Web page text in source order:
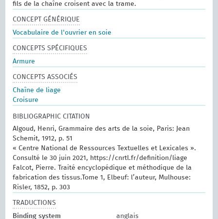
fils de la chaîne croisent avec la trame.
CONCEPT GÉNÉRIQUE
Vocabulaire de l'ouvrier en soie
CONCEPTS SPÉCIFIQUES
Armure
CONCEPTS ASSOCIÉS
Chaîne de liage
Croisure
BIBLIOGRAPHIC CITATION
Algoud, Henri, Grammaire des arts de la soie, Paris: Jean
Schemit, 1912, p. 51
« Centre National de Ressources Textuelles et Lexicales ».
Consulté le 30 juin 2021, https://cnrtl.fr/definition/liage
Falcot, Pierre. Traité encyclopédique et méthodique de la
fabrication des tissus.Tome 1, Elbeuf: l’auteur, Mulhouse:
Risler, 1852, p. 303
TRADUCTIONS
Binding system
anglais